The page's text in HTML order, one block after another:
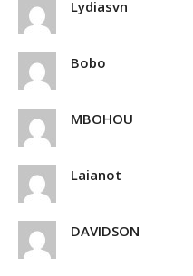
Lydiasvn
Bobo
MBOHOU
Laianot
DAVIDSON